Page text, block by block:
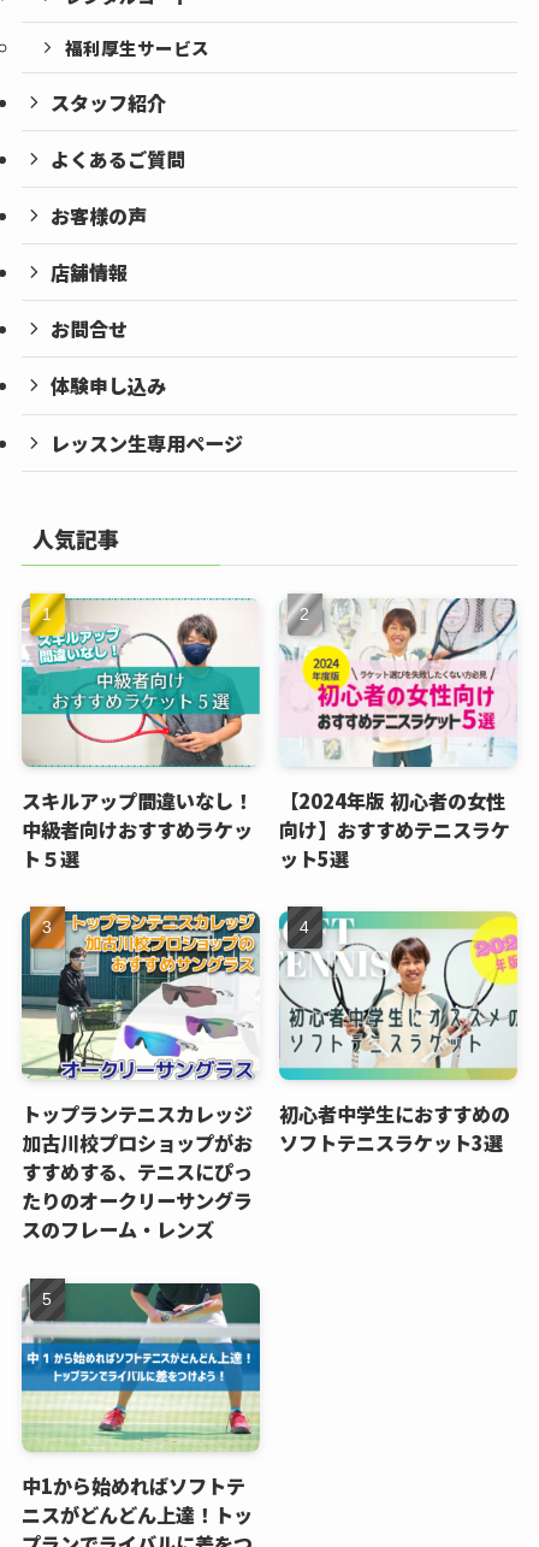
福利厚生サービス
スタッフ紹介
よくあるご質問
お客様の声
店舗情報
お問合せ
体験申し込み
レッスン生専用ページ
人気記事
スキルアップ間違いなし！
中級者向けおすすめラケッ
ト５選
【2024年版 初心者の女性
向け】おすすめテニスラケ
ット5選
トップランテニスカレッジ
加古川校プロショップがお
すすめする、テニスにぴっ
たりのオークリーサングラ
スのフレーム・レンズ
初心者中学生におすすめの
ソフトテニスラケット3選
中1から始めればソフトテ
ニスがどんどん上達！トッ